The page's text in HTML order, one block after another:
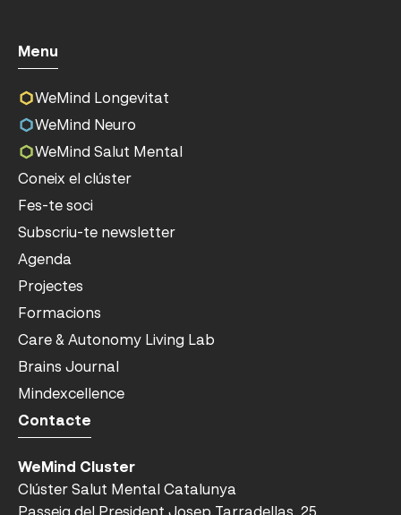
Menu
WeMind Longevitat
WeMind Neuro
WeMind Salut Mental
Coneix el clúster
Fes-te soci
Subscriu-te newsletter
Agenda
Projectes
Formacions
Care & Autonomy Living Lab
Brains Journal
Mindexcellence
Contacte
WeMind Cluster
Clúster Salut Mental Catalunya